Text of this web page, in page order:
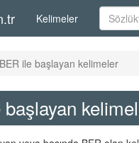
Kelimeler
BER ile başlayan kelimeler